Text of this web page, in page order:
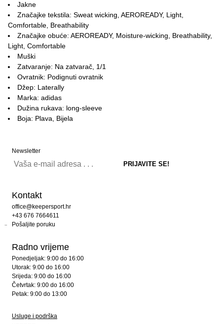
Jakne
Značajke tekstila: Sweat wicking, AEROREADY, Light,
Comfortable, Breathability
Značajke obuće: AEROREADY, Moisture-wicking, Breathability,
Light, Comfortable
Muški
Zatvaranje: Na zatvarač, 1/1
Ovratnik: Podignuti ovratnik
Džep: Laterally
Marka: adidas
Dužina rukava: long-sleeve
Boja: Plava, Bijela
Newsletter
Kontakt
office@keepersport.hr
+43 676 7664611
Pošaljite poruku
Radno vrijeme
Ponedjeljak: 9:00 do 16:00
Utorak: 9:00 do 16:00
Srijeda: 9:00 do 16:00
Četvrtak: 9:00 do 16:00
Petak: 9:00 do 13:00
Usluge i podrška